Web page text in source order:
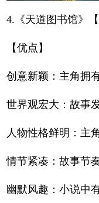
4.《天道图书馆》
【优点】
创意新颖：主角拥
世界观宏大：故事
人物性格鲜明：主
情节紧凑：故事节
幽默风趣：小说中